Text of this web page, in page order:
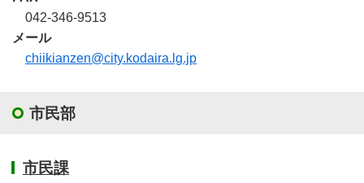
042-346-9513
メール
chiikianzen@city.kodaira.lg.jp
市民部
市民課